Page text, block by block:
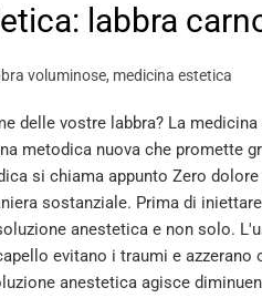
labbra
voluminose, medicina estetica
delle vostre labbra? La
metodica nuova che promette
si chiama appunto Zero
sostanziale. Prima di
anestetica e non solo.
evitano i traumi e azzerano
anestetica agisce